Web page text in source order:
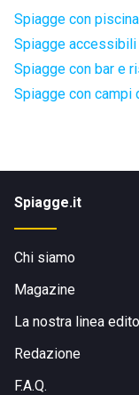
Spiagge con
Spiagge
Spiagge con bar e
Spiagge con campi
Spiagge.it
Chi siamo
Magazine
La nostra linea
Redazione
F.A.Q.